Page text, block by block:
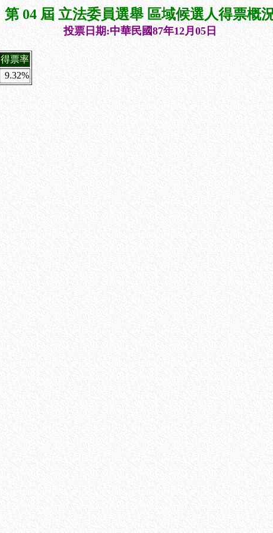
第 04 屆 立法委員選舉 區域候選人得票概
投票日期:中華民國87年12月05日
得票率
9.32%